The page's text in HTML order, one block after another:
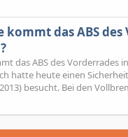
kommt das ABS
das ABS des Vorderrades
hatte heute einen
besucht. Bei den